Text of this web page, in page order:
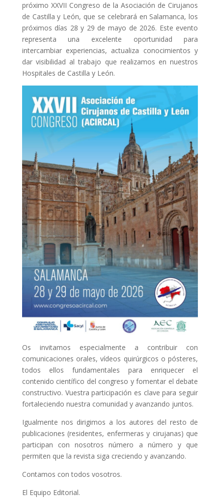
próximo XXVII Congreso de la Asociación de Cirujanos
de Castilla y León, que se celebrará en Salamanca, los
próximos días 28 y 29 de mayo de 2026. Este evento
representa una excelente oportunidad para
intercambiar experiencias, actualiza conocimientos y
dar visibilidad al trabajo que realizamos en nuestros
Hospitales de Castilla y León.
Os invitamos especialmente a contribuir con
comunicaciones orales, vídeos quirúrgicos o pósteres,
todos ellos fundamentales para enriquecer el
contenido científico del congreso y fomentar el debate
constructivo. Vuestra participación es clave para seguir
fortaleciendo nuestra comunidad y avanzando juntos.
Igualmente nos dirigimos a los autores del resto de
publicaciones (residentes, enfermeras y cirujanas) que
participan con nosotros número a número y que
permiten que la revista siga creciendo y avanzando.
Contamos con todos vosotros.
El Equipo Editorial.